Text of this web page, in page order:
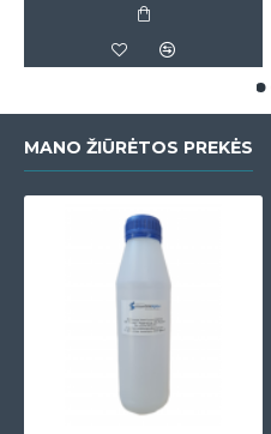
MANO ŽIŪRĖTOS PREKĖS